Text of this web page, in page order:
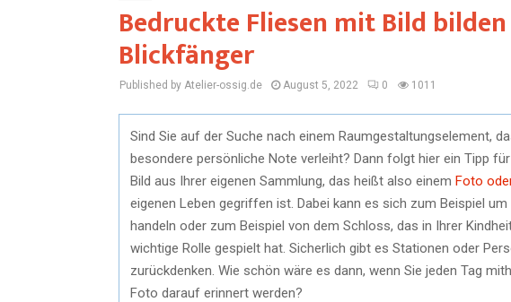
Bedruckte Fliesen mit Bild
Blickfänger
Published by Atelier-ossig.de August 5, 2022 0 1011
Sind Sie auf der Suche nach einem Raumgestaltungselement,
besondere persönliche Note verleiht? Dann folgt hier ein Tipp
Bild aus Ihrer eigenen Sammlung, das heißt also einem Foto
eigenen Leben gegriffen ist. Dabei kann es sich zum Beispiel
handeln oder zum Beispiel von dem Schloss, das in Ihrer
wichtige Rolle gespielt hat. Sicherlich gibt es Stationen oder
zurückdenken. Wie schön wäre es dann, wenn Sie jeden Tag
Foto darauf erinnert werden?